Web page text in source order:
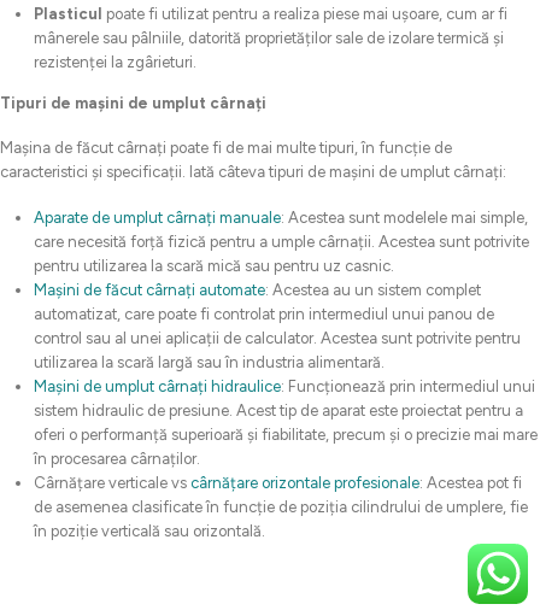
Plasticul poate fi utilizat pentru a realiza piese mai ușoare, cum ar fi
mânerele sau pâlniile, datorită proprietăților sale de izolare termică și
rezistenței la zgârieturi.
Tipuri de mașini de umplut cârnați
Mașina de făcut cârnați poate fi de mai multe tipuri, în funcție de
caracteristici și specificații. Iată câteva tipuri de mașini de umplut cârnați:
Aparate de umplut cârnați manuale: Acestea sunt modelele mai simple,
care necesită forță fizică pentru a umple cârnații. Acestea sunt potrivite
pentru utilizarea la scară mică sau pentru uz casnic.
Mașini de făcut cârnați automate: Acestea au un sistem complet
automatizat, care poate fi controlat prin intermediul unui panou de
control sau al unei aplicații de calculator. Acestea sunt potrivite pentru
utilizarea la scară largă sau în industria alimentară.
Mașini de umplut cârnați hidraulice: Funcționează prin intermediul unui
sistem hidraulic de presiune. Acest tip de aparat este proiectat pentru a
oferi o performanță superioară și fiabilitate, precum și o precizie mai mare
în procesarea cârnaților.
Cârnățare verticale vs cârnățare orizontale profesionale: Acestea pot fi
de asemenea clasificate în funcție de poziția cilindrului de umplere, fie
în poziție verticală sau orizontală.